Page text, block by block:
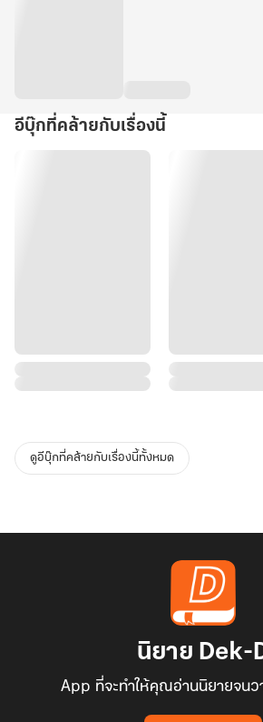
อีบุ๊กที่คล้ายกับเรื่องนี้
ดูอีบุ๊กที่คล้ายกับเรื่องนี้ทั้งหมด
นิยาย Dek-
App ที่จะทำให้คุณอ่านนิยายจนว